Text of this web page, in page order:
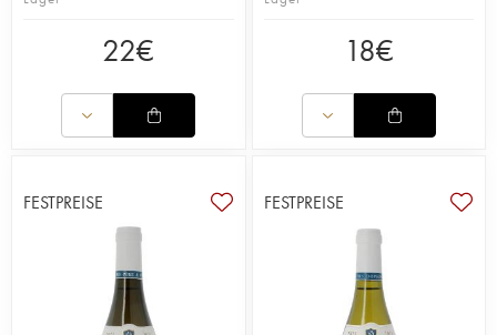
Verkostungstisch zur Verfügung steht. Die
Umgebung ist wunderschön, ein burgundisches
Lesen Sie den Blogbeitrag über die Domaine
22€ 18€
FESTPREISE FESTPREISE